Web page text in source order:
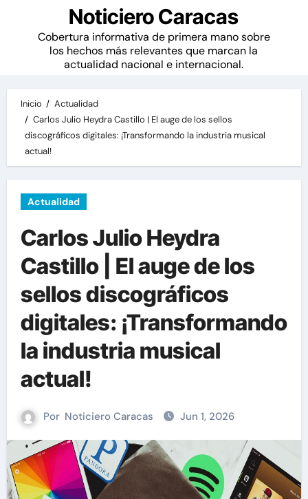
Noticiero Caracas
Cobertura informativa de primera mano sobre
los hechos más relevantes que marcan la
actualidad nacional e internacional.
Inicio
Actualidad
Carlos Julio Heydra Castillo | El auge de los sellos
discográficos digitales: ¡Transformando la industria musical
actual!
Actualidad
Carlos Julio Heydra
Castillo | El auge de los
sellos discográficos
digitales: ¡Transformando
la industria musical
actual!
Por Noticiero Caracas Jun 1, 2026